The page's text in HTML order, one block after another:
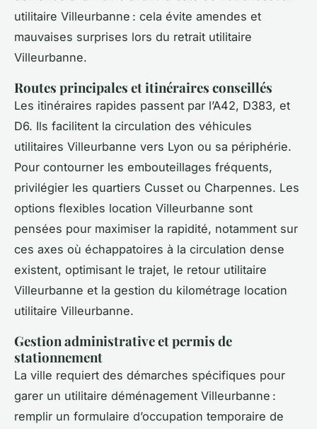
utilitaire Villeurbanne : cela évite amendes et
mauvaises surprises lors du retrait utilitaire
Villeurbanne.
Routes principales et itinéraires conseillés
Les itinéraires rapides passent par l’A42, D383, et
D6. Ils facilitent la circulation des véhicules
utilitaires Villeurbanne vers Lyon ou sa périphérie.
Pour contourner les embouteillages fréquents,
privilégier les quartiers Cusset ou Charpennes. Les
options flexibles location Villeurbanne sont
pensées pour maximiser la rapidité, notamment sur
ces axes où échappatoires à la circulation dense
existent, optimisant le trajet, le retour utilitaire
Villeurbanne et la gestion du kilométrage location
utilitaire Villeurbanne.
Gestion administrative et permis de
stationnement
La ville requiert des démarches spécifiques pour
garer un utilitaire déménagement Villeurbanne :
remplir un formulaire d’occupation temporaire de